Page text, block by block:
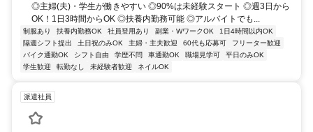
◎主婦(夫)・学生が働きやすい ◎90%は未経験スタート ◎週3日から
OK！1日3時間からOK ◎扶養内勤務可能 ◎アルバイトでも...
制服あり 扶養内勤務OK 社員登用あり 副業・WワークOK
1日4時間以内OK
隔週シフト提出
土日祝のみOK 主婦・主夫歓迎 60代も応募可
フリーター歓迎
バイク通勤OK
シフト自由 学歴不問 車通勤OK 職場見学可
平日のみOK
学生歓迎
転勤なし 未経験者歓迎 ネイルOK
派遣社員